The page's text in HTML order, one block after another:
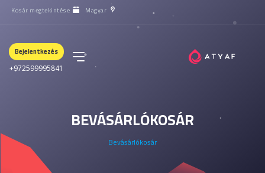
Magyar
Kosár megtekintése
Bejelentkezés
+972599995841
BEVÁSÁRLÓKOSÁR
Bevásárlókosár